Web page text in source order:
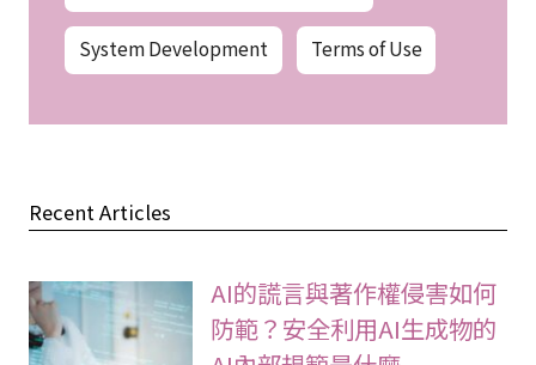
System Development Terms of Use
Recent Articles
AI的謊言與著作權侵害如何
防範？安全利用AI生成物的